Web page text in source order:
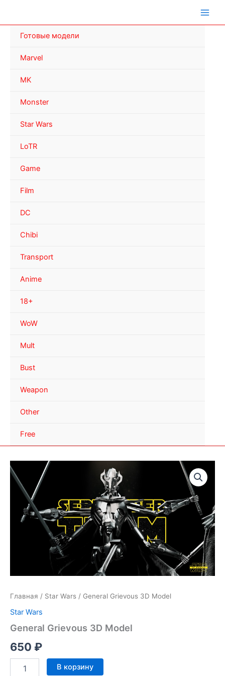
Готовые модели
Marvel
MK
Monster
Star Wars
LoTR
Game
Film
DC
Chibi
Transport
Anime
18+
WoW
Mult
Bust
Weapon
Other
Free
Главная / Star Wars / General Grievous 3D Model
Star Wars
General Grievous 3D Model
650 ₽
Количество
товара
В корзину